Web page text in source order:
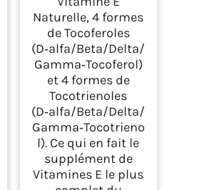
Naturelle, 4 formes
de Tocoferoles
(D‑alfa/Beta/Delta/
Gamma‑Tocoferol)
et 4 formes de
Tocotrienoles
(D‑alfa/Beta/Delta/
Gamma‑Tocotrieno
l). Ce qui en fait le
supplément de
Vitamines E le plus